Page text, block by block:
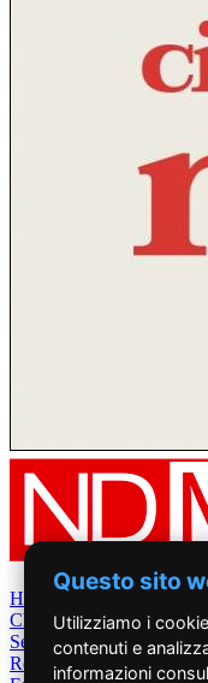
Home
Chi Siamo
Settimanale
Rete News
Questo sito
Utilizziamo i
contenuti e
informazioni